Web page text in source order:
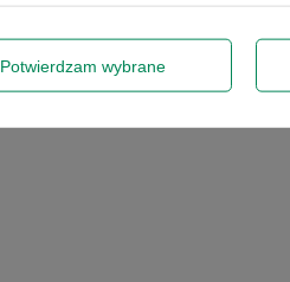
newslettera z informacją
Potwierdzam wybrane